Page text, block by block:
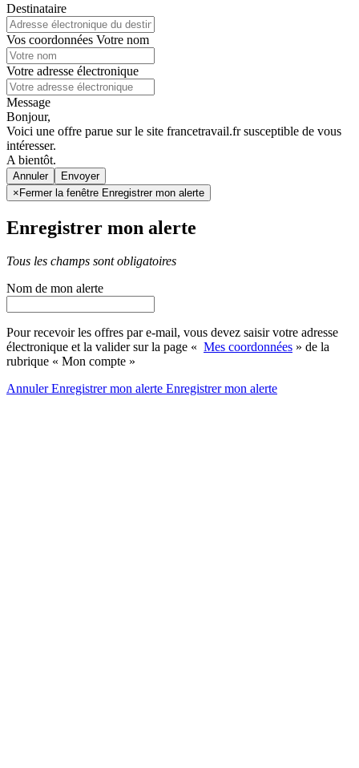
Destinataire
Vos coordonnées Votre nom
Votre adresse électronique
Message
Bonjour,
Voici une offre parue sur le site francetravail.fr susceptible de vous
intéresser.
A bientôt.
Annuler
×Fermer la fenêtre Enregistrer mon alerte
Enregistrer mon alerte
Tous les champs sont obligatoires
Nom de mon alerte
Pour recevoir les offres par e-mail, vous devez saisir votre adresse
électronique et la valider sur la page « Mes coordonnées » de la
rubrique « Mon compte »
AnnulerEnregistrer mon alerte Enregistrermon alerte